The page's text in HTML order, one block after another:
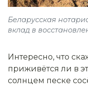
Беларусская
вклад в
Интересно, что
приживётся ли в
солнцем песке